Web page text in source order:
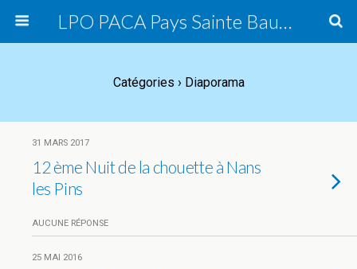
LPO PACA Pays Sainte Baume, groupe local
Catégories › Diaporama
31 MARS 2017
12 ème Nuit de la chouette à Nans
les Pins
AUCUNE RÉPONSE
25 MAI 2016